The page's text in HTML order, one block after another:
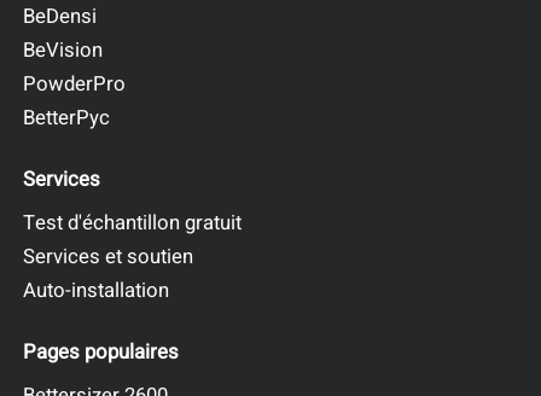
BeDensi
BeVision
PowderPro
BetterPyc
Services
Test d'échantillon gratuit
Services et soutien
Auto-installation
Pages populaires